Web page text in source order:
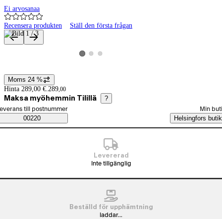
Ei arvosanaa
Recensera produkten Ställ den första frågan
Produktbilder och videor
Visa produktbild 1
Visa produktbild 2
Visa produktbild 3
Prisinformation
Moms 24 %
Hinta 289,00 €. 289,00
Maksa myöhemmin Tilillä ?
Saatavuustiedot
beställningssätt
till postnummer
00220
Min
Helsingfors butik
Levererad
Inte tillgänglig
Beställd för upphämtning
laddar...